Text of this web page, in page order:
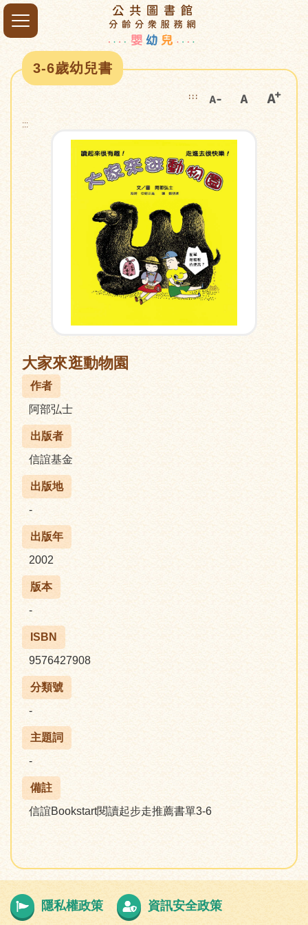
3-6歲幼兒書
:::
:::
大家來逛動物園
作者
阿部弘士
出版者
信誼基金
出版地
-
出版年
2002
版本
-
ISBN
9576427908
分類號
-
主題詞
-
備註
信誼Bookstart閱讀起步走推薦書單3-6
隱私權政策 資訊安全政策